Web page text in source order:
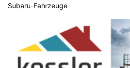
Subaru-Fahrzeuge